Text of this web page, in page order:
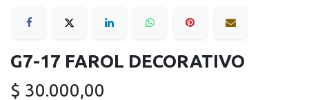
G7-17 FAROL DECORATIVO
$ 30.000,00